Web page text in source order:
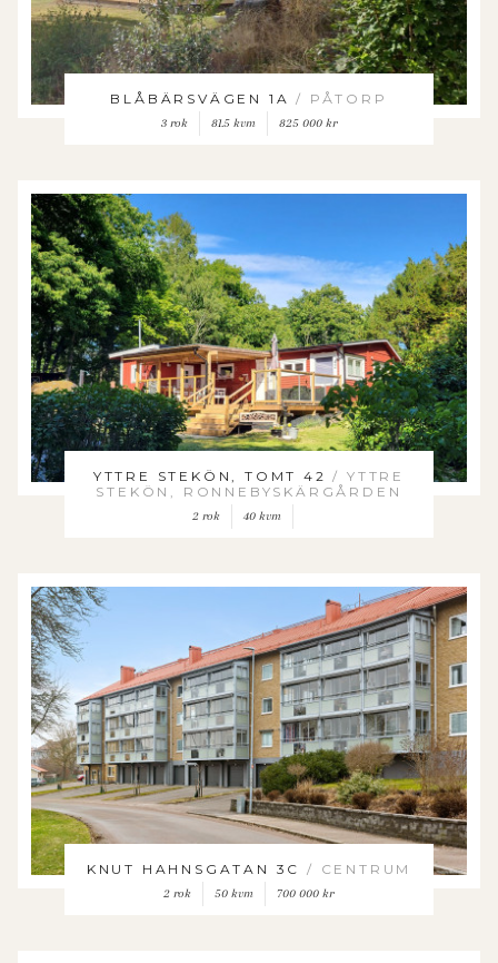
BLÅBÄRSVÄGEN 1A/ PÅTORP
3 rok 81.5 kvm 825 000 kr
YTTRE STEKÖN, TOMT 42/ YTTRE
STEKÖN, RONNEBYSKÄRGÅRDEN
2 rok 40 kvm
KNUT HAHNSGATAN 3C / CENTRUM
2 rok 50 kvm 700 000 kr